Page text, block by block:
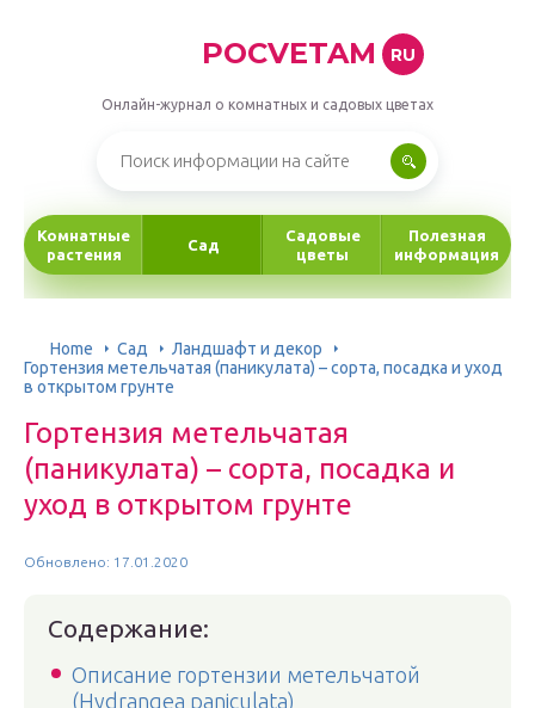
POCVETAM RU
Онлайн-журнал о комнатных и садовых цветах
Комнатные
растения
Сад
Садовые
цветы
Полезная
информация
Home Сад
Ландшафт и декор
Гортензия метельчатая (паникулата) – сорта, посадка и уход
в открытом грунте
Гортензия метельчатая
(паникулата) – сорта, посадка и
уход в открытом грунте
Обновлено: 17.01.2020
Содержание:
Описание гортензии метельчатой
(Hydrangea paniculata)